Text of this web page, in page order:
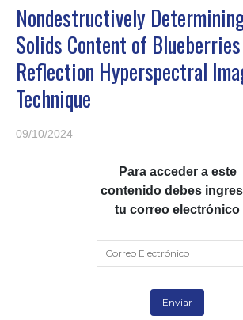
Nondestructively
Solids Content of
Reflection Hyperspectral
Technique
09/10/2024
Para acceder a este
contenido debes
tu correo electrónico